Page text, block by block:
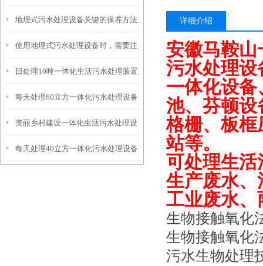
特点呢？
地埋式污水处理设备关键的保养方法
使用地埋式污水处理设备时，需要注
意以下事项
日处理10吨一体化生活污水处理装置
每天处理60立方一体化污水处理设备
美丽乡村建设一体化生活污水处理设
备
每天处理40立方一体化污水处理设备
详细介绍
安徽马鞍
污水处理设
一体化设
池、芬顿设
格栅、板框
站等。
可处理生活
生产废水、
工业废水、
生物接触氧化
生物接触氧化
污水生物处理